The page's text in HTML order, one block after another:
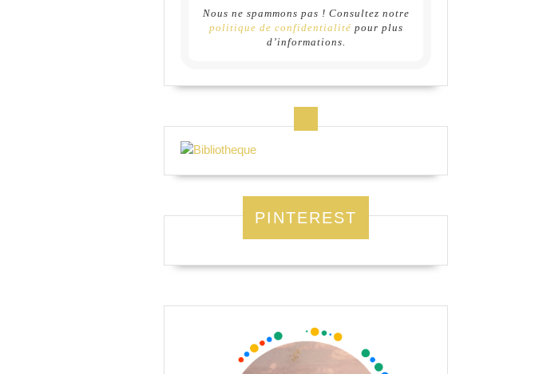
Nous ne spammons pas ! Consultez notre
politique de confidentialité pour plus
d’informations.
PINTEREST